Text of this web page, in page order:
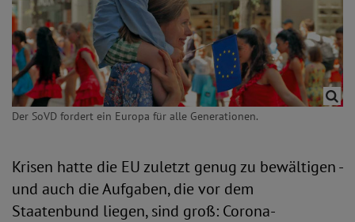
Der SoVD fordert ein Europa für alle Generationen.
Krisen hatte die EU zuletzt genug zu bewältigen -
und auch die Aufgaben, die vor dem
Staatenbund liegen, sind groß: Corona-